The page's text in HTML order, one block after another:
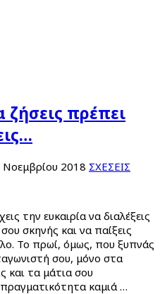
ζήσεις πρέπει
Νοεμβρίου 2018 ΣΧΕΣΕΙΣ
την ευκαιρία να διαλέξεις
σκηνής και να παίξεις
Το πρωί, όμως, που ξυπνάς
σου, μόνο στα
και τα μάτια σου
καμιά …